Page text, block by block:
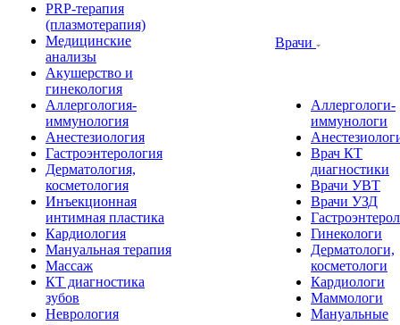
PRP-терапия
(плазмотерапия)
Медицинские
анализы
Акушерство и
гинекология
Аллергология-
иммунология
Анестезиология
Гастроэнтерология
Дерматология,
косметология
Инъекционная
интимная пластика
Кардиология
Мануальная терапия
Массаж
КТ диагностика
зубов
Неврология
Врачи
Аллергологи-
иммунологи
Врач КТ
диагностики
Врачи УВТ
Врачи УЗД
Гинекологи
Дерматологи,
косметологи
Кардиологи
Маммологи
Мануальные